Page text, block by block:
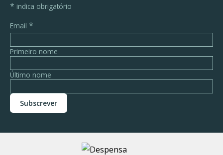
* indica obrigatório
Email *
Primeiro nome
Último nome